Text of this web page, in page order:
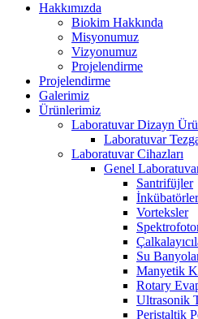
Hakkımızda
Biokim Hakkında
Misyonumuz
Vizyonumuz
Projelendirme
Projelendirme
Galerimiz
Ürünlerimiz
Laboratuvar Dizayn
Laboratuvar
Laboratuvar Cihazları
Genel
Santrifüjler
İnkübatörler
Vorteksler
Su
Manyetik
Rotary
Ultrasonik
Peristaltik